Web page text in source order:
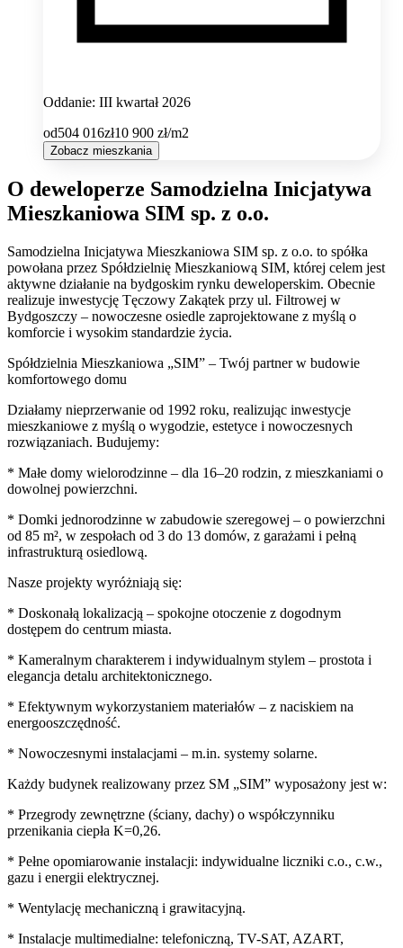
Oddanie: III kwartał 2026
od504 016zł10 900 zł/m2
Zobacz mieszkania
O deweloperze Samodzielna Inicjatywa
Mieszkaniowa SIM sp. z o.o.
Samodzielna Inicjatywa Mieszkaniowa SIM sp. z o.o. to spółka
powołana przez Spółdzielnię Mieszkaniową SIM, której celem jest
aktywne działanie na bydgoskim rynku deweloperskim. Obecnie
realizuje inwestycję Tęczowy Zakątek przy ul. Filtrowej w
Bydgoszczy – nowoczesne osiedle zaprojektowane z myślą o
komforcie i wysokim standardzie życia.
Spółdzielnia Mieszkaniowa „SIM” – Twój partner w budowie
komfortowego domu
Działamy nieprzerwanie od 1992 roku, realizując inwestycje
mieszkaniowe z myślą o wygodzie, estetyce i nowoczesnych
rozwiązaniach. Budujemy:
* Małe domy wielorodzinne – dla 16–20 rodzin, z mieszkaniami o
dowolnej powierzchni.
* Domki jednorodzinne w zabudowie szeregowej – o powierzchni
od 85 m², w zespołach od 3 do 13 domów, z garażami i pełną
infrastrukturą osiedlową.
Nasze projekty wyróżniają się:
* Doskonałą lokalizacją – spokojne otoczenie z dogodnym
dostępem do centrum miasta.
* Kameralnym charakterem i indywidualnym stylem – prostota i
elegancja detalu architektonicznego.
* Efektywnym wykorzystaniem materiałów – z naciskiem na
energooszczędność.
* Nowoczesnymi instalacjami – m.in. systemy solarne.
Każdy budynek realizowany przez SM „SIM” wyposażony jest w:
* Przegrody zewnętrzne (ściany, dachy) o współczynniku
przenikania ciepła K=0,26.
* Pełne opomiarowanie instalacji: indywidualne liczniki c.o., c.w.,
gazu i energii elektrycznej.
* Wentylację mechaniczną i grawitacyjną.
* Instalacje multimedialne: telefoniczną, TV-SAT, AZART,